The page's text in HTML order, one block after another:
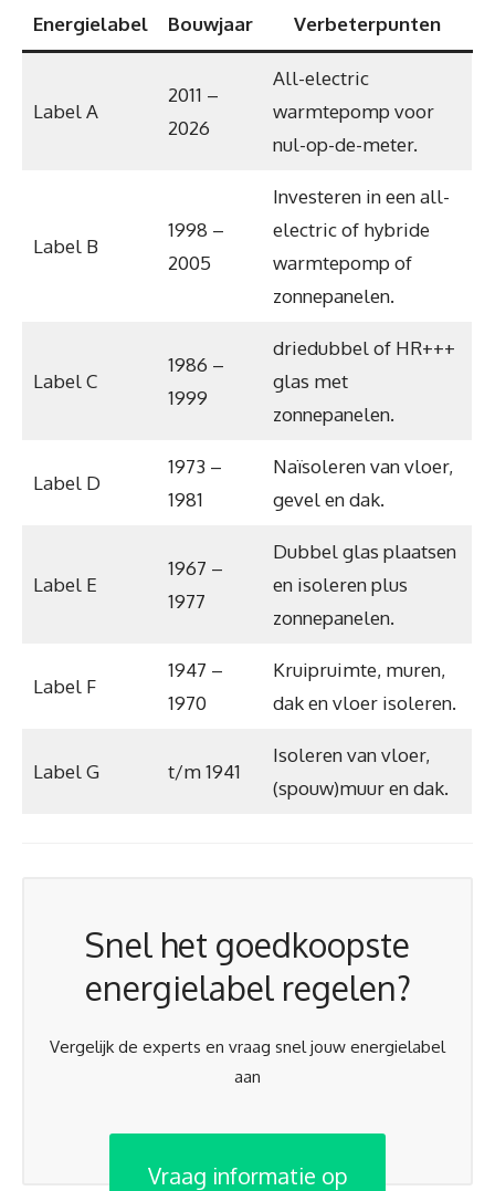
Energielabel Bouwjaar Verbeterpunten
Label A
2011 –
2026
All-electric
warmtepomp voor
nul-op-de-meter.
Label B
1998 –
2005
Investeren in een all-
electric of hybride
warmtepomp of
zonnepanelen.
Label C
1986 –
1999
driedubbel of HR+++
glas met
zonnepanelen.
Label D
1973 –
1981
Naïsoleren van vloer,
gevel en dak.
Label E
1967 –
1977
Dubbel glas plaatsen
en isoleren plus
zonnepanelen.
Label F
1947 –
1970
Kruipruimte, muren,
dak en vloer isoleren.
Label G t/m 1941
Isoleren van vloer,
(spouw)muur en dak.
Snel het goedkoopste
energielabel regelen?
Vergelijk de experts en vraag snel jouw energielabel
aan
Vraag informatie op